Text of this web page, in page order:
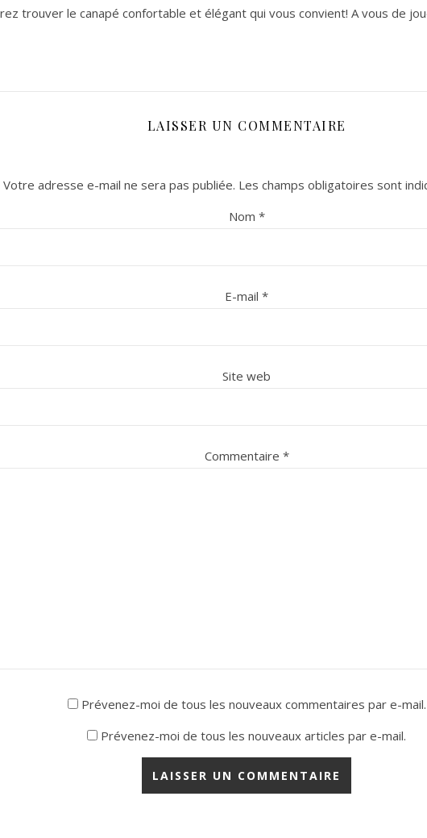
trouver le canapé confortable et élégant qui vous convient! A vous de
LAISSER UN COMMENTAIRE
Votre adresse e-mail ne sera pas publiée. Les champs obligatoires sont
Nom *
E-mail *
Site web
Commentaire *
Prévenez-moi de tous les nouveaux commentaires par e-mail.
Prévenez-moi de tous les nouveaux articles par e-mail.